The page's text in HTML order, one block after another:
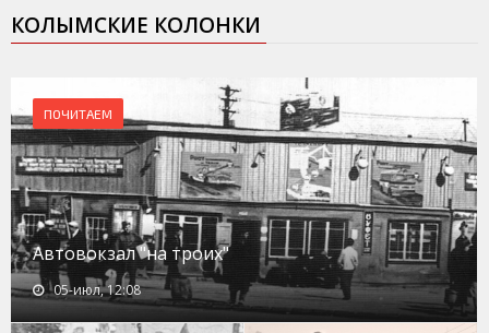
КОЛЫМСКИЕ КОЛОНКИ
ПОЧИТАЕМ
Автовокзал "на троих"
05-июл, 12:08